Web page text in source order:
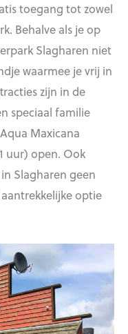
toegang tot zowel
Behalve als je op
Slagharen niet
waarmee je vrij in
zijn in de
speciaal familie
Maxicana
uur) open. Ook
Slagharen geen
optie